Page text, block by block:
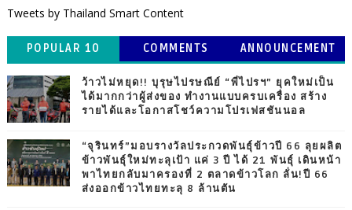
Tweets by Thailand Smart Content
POPULAR 10 COMMENTS ANNOUNCEMENT
ว้าวไม่หยุด!! บุรุษไปรษณีย์ “พี่ไปรฯ” ยุคใหม่เป็น
ได้มากกว่าผู้ส่งของ ทำงานแบบครบเครื่อง สร้าง
รายได้และโอกาสโชว์ความโปรเฟสชันนอล
“จุรินทร์”มอบรางวัลประกวดพันธุ์ข้าวปี 66 ลุยผลิต
ข้าวพันธุ์ใหม่ทะลุเป้า แค่ 3 ปี ได้ 21 พันธุ์ เดินหน้า
พาไทยกลับมาครองที่ 2 ตลาดข้าวโลก ลั่น!ปี 66
ส่งออกข้าวไทยทะลุ 8 ล้านตัน